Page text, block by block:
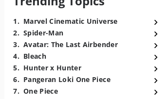
1. Marvel Cinematic Universe
2. Spider-Man
3. Avatar: The Last Airbender
4. Bleach
5. Hunter x Hunter
6. Pangeran Loki One Piece
7. One Piece